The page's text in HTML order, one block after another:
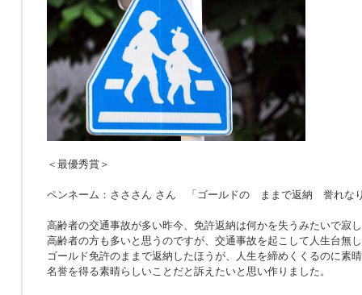
＜最優秀賞＞
ペンネーム：さささん さん 「ゴールドの ままで返納 誉れな
高齢者の交通事故が多い昨今、免許返納は何かを失うみたいで寂
高齢者の方も多いと思うのですが、交通事故を起こして人生台無
ゴールド免許のままで返納したほうが、人生を締めくくるのに素
名誉を得る素晴らしいことだと訴えたいと思い作りました。